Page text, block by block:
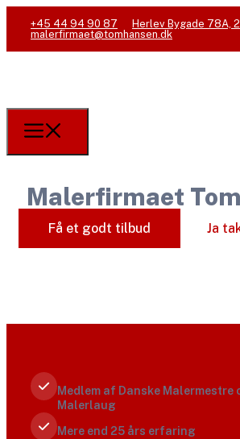
+45 44 94 90 87
Herlev Bygade 78A,
malerfirmaet@tomhansen.dk
Malerfirmaet
Få et godt tilbud
Ja
Medlem af Danske Malermestre
Malerlaug
Mere end 25 års erfaring